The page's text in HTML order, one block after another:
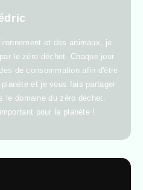
et des animaux, je
le zéro déchet. Chaque jour
de consommation afin d'être
et je vous fais partager
le domaine du zéro déchet.
pour la planète !